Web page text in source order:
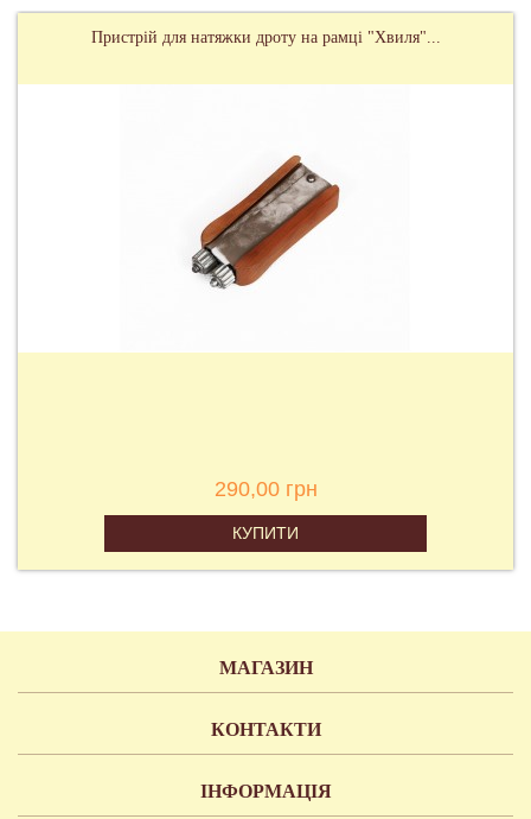
Пристрій для натяжки дроту на рамці "Хвиля"...
290,00 грн
КУПИТИ
МАГАЗИН
КОНТАКТИ
ІНФОРМАЦІЯ